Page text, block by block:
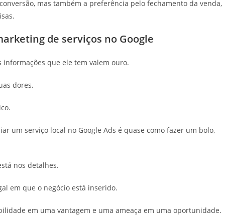
mas também a preferência pelo fechamento da venda,
de serviços no Google
que ele tem valem ouro.
dores.
um serviço local no Google Ads é quase como fazer um bolo,
nos detalhes.
em que o negócio está inserido.
em uma vantagem e uma ameaça em uma oportunidade.